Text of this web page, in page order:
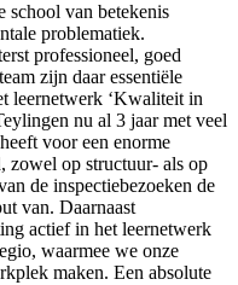
school van betekenis
problematiek.
professioneel, goed
zijn daar essentiële
leernetwerk ‘Kwaliteit in
nu al 3 jaar met veel
voor een enorme
zowel op structuur- als op
de inspectiebezoeken de
van. Daarnaast
actief in het leernetwerk
waarmee we onze
maken. Een absolute